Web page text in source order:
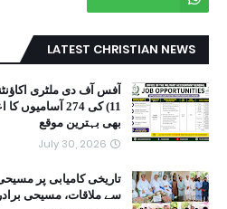
LATEST CHRISTIAN NEWS
11) کی 274
بھی بہترین موقع
July 30, 2026
تاریخی کامیابی پر
سے ملاقات، مسیحی